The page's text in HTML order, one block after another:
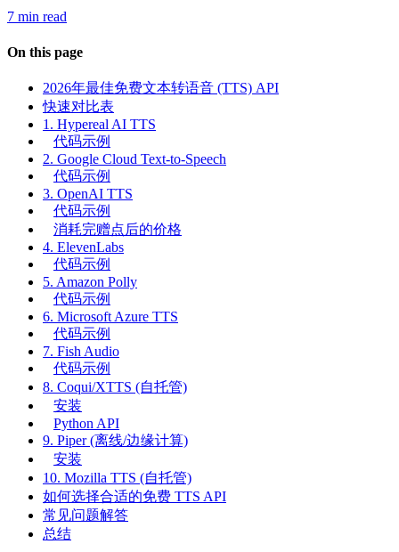
7 min read
On this page
2026年最佳免费文本转语音 (TTS) API
快速对比表
1. Hypereal AI TTS
代码示例
2. Google Cloud Text-to-Speech
代码示例
3. OpenAI TTS
代码示例
消耗完赠点后的价格
4. ElevenLabs
代码示例
5. Amazon Polly
代码示例
6. Microsoft Azure TTS
代码示例
7. Fish Audio
代码示例
8. Coqui/XTTS (自托管)
安装
Python API
9. Piper (离线/边缘计算)
安装
10. Mozilla TTS (自托管)
如何选择合适的免费 TTS API
常见问题解答
总结